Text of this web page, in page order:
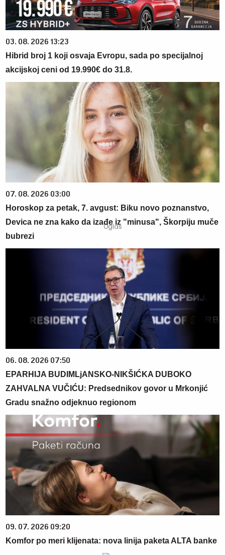
03. 08. 2026 13:23
Hibrid broj 1 koji osvaja Evropu, sada po specijalnoj
akcijskoj ceni od 19.990€ do 31.8.
07. 08. 2026 03:00
Horoskop za petak, 7. avgust: Biku novo poznanstvo,
Devica ne zna kako da izađe iz "minusa", Škorpiju muče
bubrezi
06. 08. 2026 07:50
EPARHIJA BUDIMLjANSKO-NIKŠIĆKA DUBOKO
ZAHVALNA VUČIĆU: Predsednikov govor u Mrkonjić
Gradu snažno odjeknuo regionom
09. 07. 2026 09:20
Komfor po meri klijenata: nova linija paketa ALTA banke